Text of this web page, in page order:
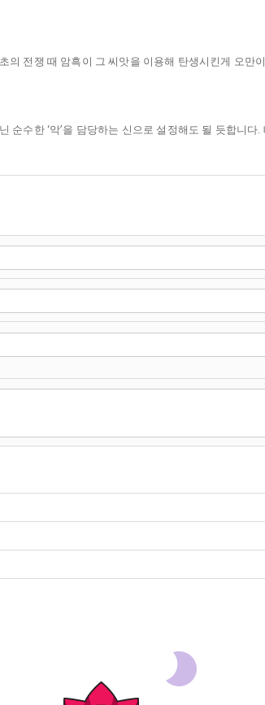
전쟁 때 암흑이 그 씨앗을 이용해 탄생시킨게 오
순수한 ‘악’을 담당하는 신으로 설정해도 될 듯합니다.